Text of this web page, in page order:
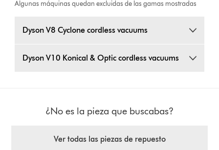
Algunas máquinas quedan excluidas de las gamas mostradas
Dyson V8 Cyclone cordless vacuums
Dyson V10 Konical & Optic cordless vacuums
¿No es la pieza que buscabas?
Ver todas las piezas de repuesto